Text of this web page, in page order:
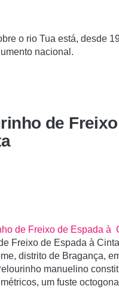
o rio Tua está, desde
nacional.
de
de Freixo de Espada à
Freixo de Espada à
distrito de Bragança,
manuelino
um fuste